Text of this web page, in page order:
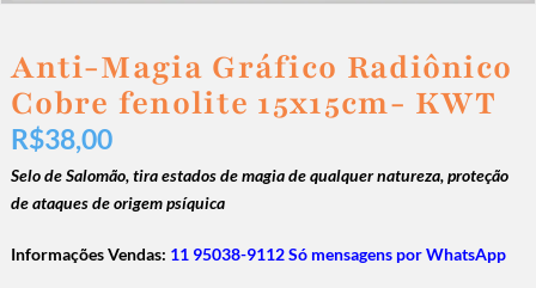
Anti-Magia Gráfico Radiônico
Cobre fenolite 15x15cm- KWT
R$38,00
Selo de Salomão, tira estados de magia de qualquer natureza, proteção
de ataques de origem psíquica
Informações Vendas: 11 95038-9112 Só mensagens por WhatsApp